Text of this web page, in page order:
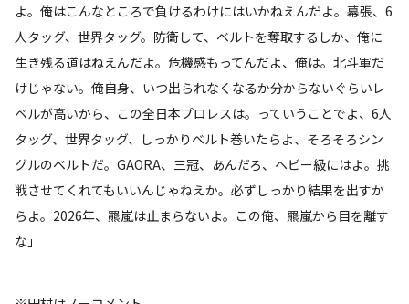
よ。俺はこんなところで負けるわけにはいかねえんだよ。幕張、6
人タッグ、世界タッグ。防衛して、ベルトを奪取するしか、俺に
生き残る道はねえんだよ。危機感もってんだよ、俺は。北斗軍だ
けじゃない。俺自身、いつ出られなくなるか分からないぐらいレ
ベルが高いから、この全日本プロレスは。っていうことでよ、6人
タッグ、世界タッグ、しっかりベルト巻いたらよ、そろそろシン
グルのベルトだ。GAORA、三冠、あんだろ、ヘビー級にはよ。挑
戦させてくれてもいいんじゃねえか。必ずしっかり結果を出すか
らよ。2026年、羆嵐は止まらないよ。この俺、羆嵐から目を離す
な」